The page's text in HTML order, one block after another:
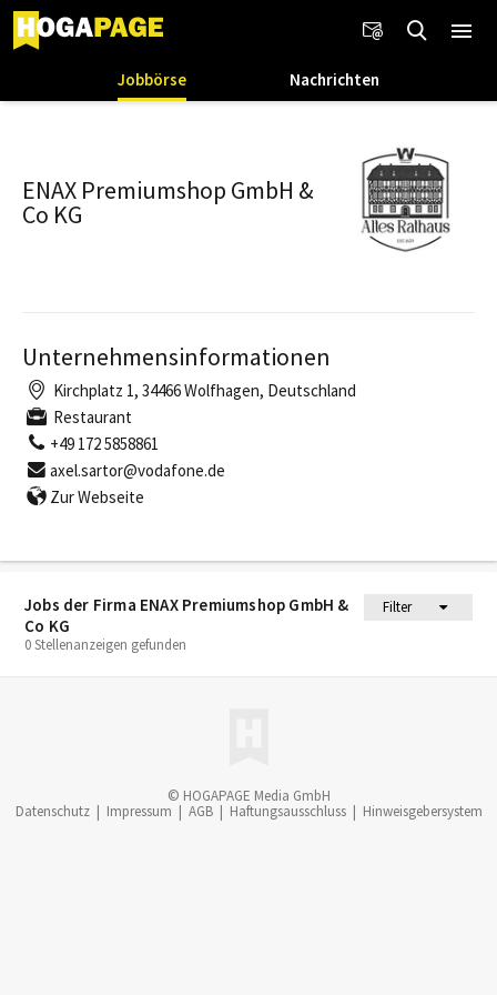
Jobbörse Nachrichten
Jobs der Firma ENAX Premiumshop GmbH &
Co KG
Filter
0 Stellenanzeigen gefunden
ENAX Premiumshop GmbH &
Co KG
Unternehmensinformationen
Kirchplatz 1, 34466 Wolfhagen, Deutschland
Restaurant
+49 172 5858861
axel.sartor@vodafone.de
Zur Webseite
© HOGAPAGE Media GmbH
Datenschutz | Impressum | AGB | Haftungsausschluss | Hinweisgebersystem